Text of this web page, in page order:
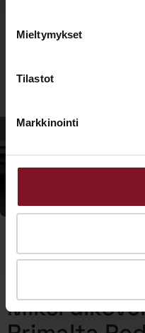
Mieltymykset
Tilastot
Markkinointi
lisätietoja
uusimisesta
talvella!
Miksi